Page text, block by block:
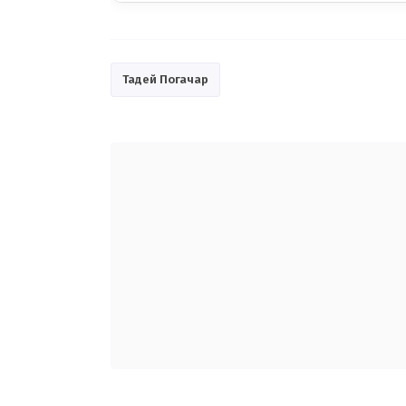
Тадей Погачар